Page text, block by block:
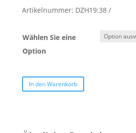
Artikelnummer: DZH19:38
Wählen Sie eine
Option
In den Warenkorb